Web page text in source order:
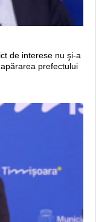
de interese nu şi-a
prefectului